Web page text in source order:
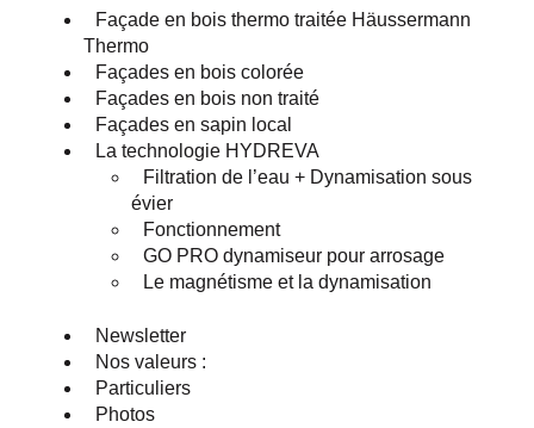
Façade en bois thermo traitée Häussermann
Thermo
Façades en bois colorée
Façades en bois non traité
Façades en sapin local
La technologie HYDREVA
Filtration de l’eau + Dynamisation sous
évier
Fonctionnement
GO PRO dynamiseur pour arrosage
Le magnétisme et la dynamisation
Newsletter
Nos valeurs :
Particuliers
Photos